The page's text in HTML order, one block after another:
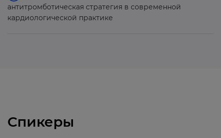
антитромботическая стратегия в современной
кардиологической практике
Спикеры